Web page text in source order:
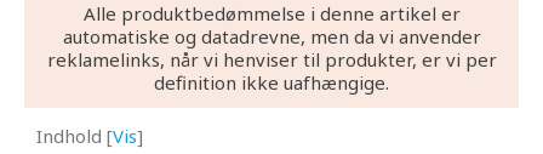
Alle produktbedømmelse i denne artikel er
automatiske og datadrevne, men da vi anvender
reklamelinks, når vi henviser til produkter, er vi per
definition ikke uafhængige.
Indhold [Vis]